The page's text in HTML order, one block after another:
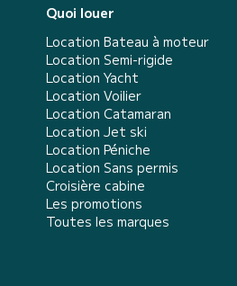
Quoi louer
Location Bateau à moteur
Location Semi-rigide
Location Yacht
Location Voilier
Location Catamaran
Location Jet ski
Location Péniche
Location Sans permis
Croisière cabine
Les promotions
Toutes les marques